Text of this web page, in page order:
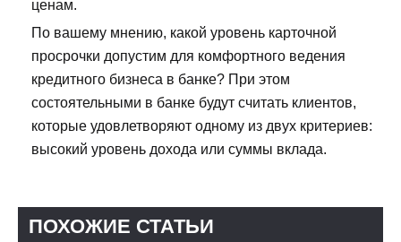
ценам.
По вашему мнению, какой уровень карточной
просрочки допустим для комфортного ведения
кредитного бизнеса в банке? При этом
состоятельными в банке будут считать клиентов,
которые удовлетворяют одному из двух критериев:
высокий уровень дохода или суммы вклада.
ПОХОЖИЕ СТАТЬИ